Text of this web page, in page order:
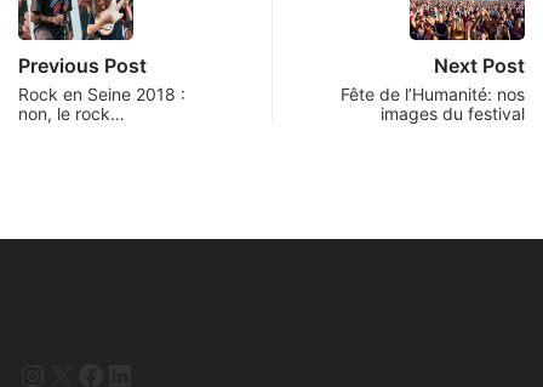
Previous Post
Rock en Seine 2018 :
non, le rock…
Next Post
Fête de l’Humanité: nos
images du festival